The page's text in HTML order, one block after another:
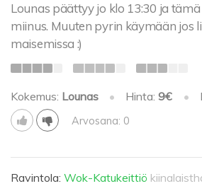
Lounas päättyy jo klo 13:30 ja
miinus. Muuten pyrin käymään jos
maisemissa :)
Kokemus: Lounas • Hinta:9€ •
Arvosana: 0
Ravintola: Wok-Katukeittiö